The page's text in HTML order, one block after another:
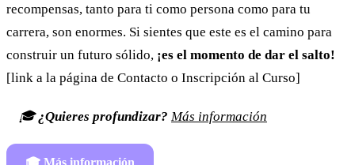
recompensas, tanto para ti como persona como para tu
carrera, son enormes. Si sientes que este es el camino para
construir un futuro sólido, ¡es el momento de dar el salto!
[link a la página de Contacto o Inscripción al Curso]
🎓¿Quieres profundizar? Más información
🎓 Más información